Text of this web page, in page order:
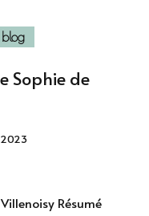
blog
Sophie de
Résumé